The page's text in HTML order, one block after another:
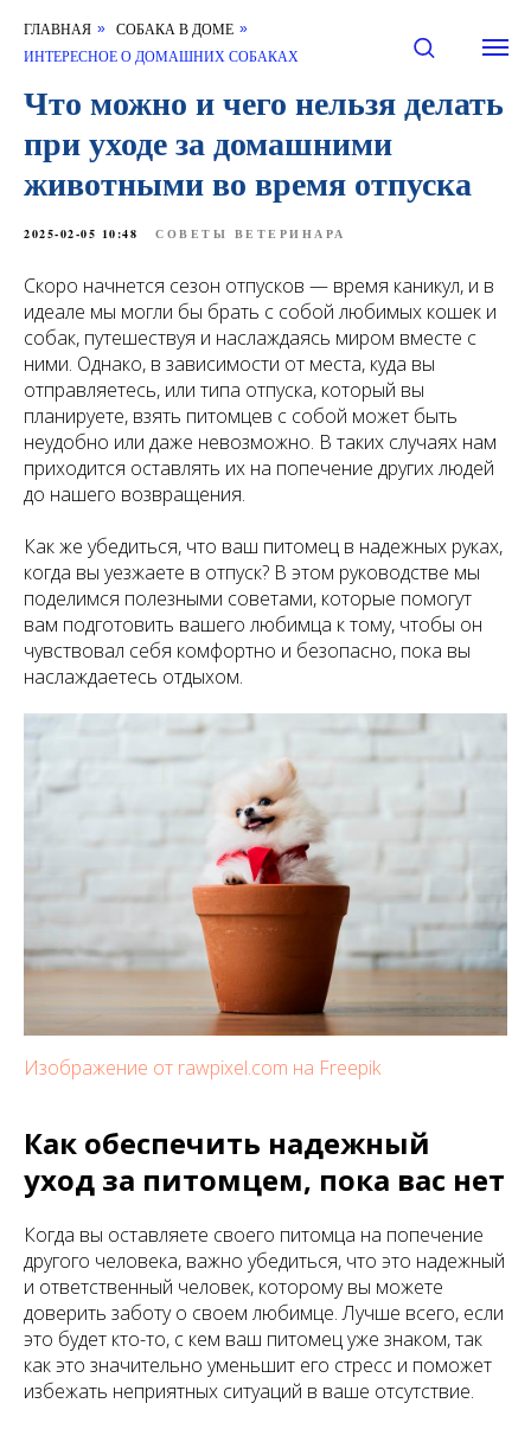
ГЛАВНАЯ » СОБАКА В ДОМЕ »
ИНТЕРЕСНОЕ О ДОМАШНИХ СОБАКАХ
Что можно и чего нельзя делать
при уходе за домашними
животными во время отпуска
2025-02-05 10:48 СОВЕТЫ ВЕТЕРИНАРА
Скоро начнется сезон отпусков — время каникул, и в
идеале мы могли бы брать с собой любимых кошек и
собак, путешествуя и наслаждаясь миром вместе с
ними. Однако, в зависимости от места, куда вы
отправляетесь, или типа отпуска, который вы
планируете, взять питомцев с собой может быть
неудобно или даже невозможно. В таких случаях нам
приходится оставлять их на попечение других людей
до нашего возвращения.
Как же убедиться, что ваш питомец в надежных руках,
когда вы уезжаете в отпуск? В этом руководстве мы
поделимся полезными советами, которые помогут
вам подготовить вашего любимца к тому, чтобы он
чувствовал себя комфортно и безопасно, пока вы
наслаждаетесь отдыхом.
Изображение от rawpixel.com на Freepik
Как обеспечить надежный
уход за питомцем, пока вас нет
Когда вы оставляете своего питомца на попечение
другого человека, важно убедиться, что это надежный
и ответственный человек, которому вы можете
доверить заботу о своем любимце. Лучше всего, если
это будет кто-то, с кем ваш питомец уже знаком, так
как это значительно уменьшит его стресс и поможет
избежать неприятных ситуаций в ваше отсутствие.